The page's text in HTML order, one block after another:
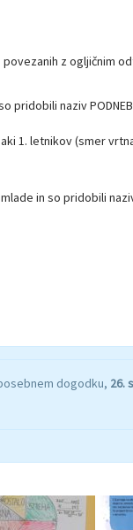
z ogljičnim
naziv
1. letnikov (smer
in so pridobili naziv
dogodku, 26.